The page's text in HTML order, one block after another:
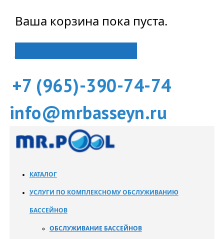
Ваша корзина пока пуста.
+7 (965)-390-74-74
info@mrbasseyn.ru
КАТАЛОГ
УСЛУГИ ПО КОМПЛЕКСНОМУ ОБСЛУЖИВАНИЮ
БАССЕЙНОВ
ОБСЛУЖИВАНИЕ БАССЕЙНОВ